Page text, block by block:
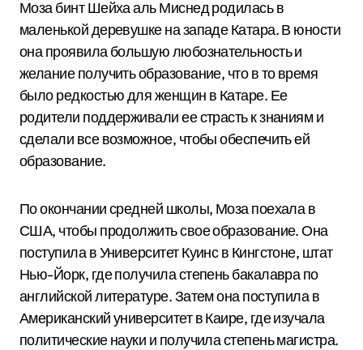
Моза бинт Шейха аль Миснед родилась в
маленькой деревушке на западе Катара. В юности
она проявила большую любознательность и
желание получить образование, что в то время
было редкостью для женщин в Катаре. Ее
родители поддерживали ее страсть к знаниям и
сделали все возможное, чтобы обеспечить ей
образование.
По окончании средней школы, Моза поехала в
США, чтобы продолжить свое образование. Она
поступила в Университет Куинс в Кингстоне, штат
Нью-Йорк, где получила степень бакалавра по
английской литературе. Затем она поступила в
Американский университет в Каире, где изучала
политические науки и получила степень магистра.